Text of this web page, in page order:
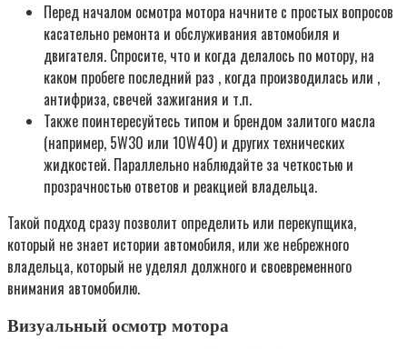
Перед началом осмотра мотора начните с простых вопросов
касательно ремонта и обслуживания автомобиля и
двигателя. Спросите, что и когда делалось по мотору, на
каком пробеге последний раз , когда производилась или ,
антифриза, свечей зажигания и т.п.
Также поинтересуйтесь типом и брендом залитого масла
(например, 5W30 или 10W40) и других технических
жидкостей. Параллельно наблюдайте за четкостью и
прозрачностью ответов и реакцией владельца.
Такой подход сразу позволит определить или перекупщика,
который не знает истории автомобиля, или же небрежного
владельца, который не уделял должного и своевременного
внимания автомобилю.
Визуальный осмотр мотора